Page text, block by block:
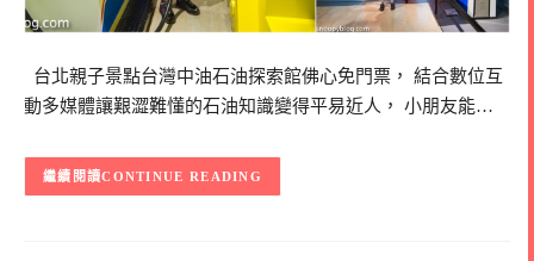
台北親子景點台灣中油石油探索館佛心免門票， 結合數位互
動多媒體讓艱澀難懂的石油知識變得平易近人， 小朋友能…
CONTINUE READING